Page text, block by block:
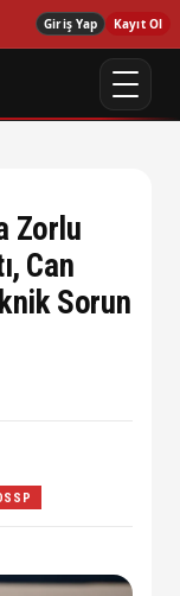
Giriş Yap Kayıt Ol
Zorlu
Can
Sorun